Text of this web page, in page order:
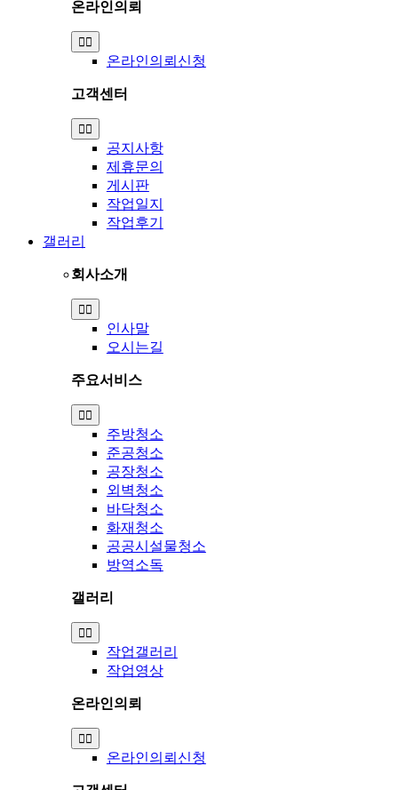
온라인의뢰
Toggle
Navigation
온라인의뢰신청
고객센터
Toggle
Navigation
공지사항
제휴문의
게시판
작업일지
작업후기
갤러리
회사소개
Toggle
Navigation
인사말
오시는길
주요서비스
Toggle
Navigation
주방청소
준공청소
공장청소
외벽청소
바닥청소
화재청소
공공시설물청소
방역소독
갤러리
Toggle
Navigation
작업갤러리
작업영상
온라인의뢰
Toggle
Navigation
온라인의뢰신청